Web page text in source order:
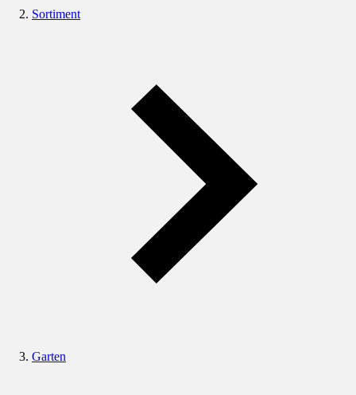
Sortiment
Garten